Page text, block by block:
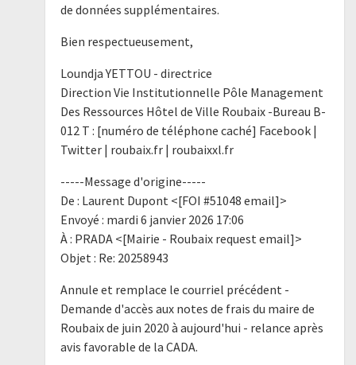
de données supplémentaires.
Bien respectueusement,
Loundja YETTOU - directrice
Direction Vie Institutionnelle Pôle Management
Des Ressources Hôtel de Ville Roubaix -Bureau B-
012 T : [numéro de téléphone caché] Facebook |
Twitter | roubaix.fr | roubaixxl.fr
-----Message d'origine-----
De : Laurent Dupont <[FOI #51048 email]>
Envoyé : mardi 6 janvier 2026 17:06
À : PRADA <[Mairie - Roubaix request email]>
Objet : Re: 20258943
Annule et remplace le courriel précédent -
Demande d'accès aux notes de frais du maire de
Roubaix de juin 2020 à aujourd'hui - relance après
avis favorable de la CADA.